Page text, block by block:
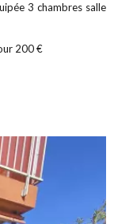
3 chambres salle
200 €